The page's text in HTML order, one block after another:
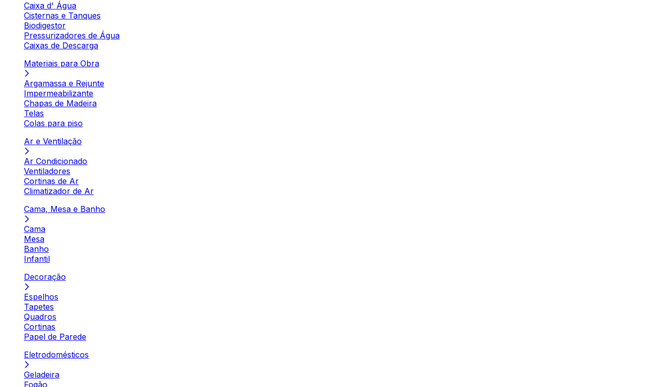
Caixa d' Água
Cisternas e Tanques
Biodigestor
Pressurizadores de Água
Caixas de Descarga
Materiais para Obra
Argamassa e Rejunte
Impermeabilizante
Chapas de Madeira
Telas
Colas para piso
Ar e Ventilação
Ar Condicionado
Ventiladores
Cortinas de Ar
Climatizador de Ar
Cama, Mesa e Banho
Cama
Mesa
Banho
Infantil
Decoração
Espelhos
Tapetes
Quadros
Cortinas
Papel de Parede
Eletrodomésticos
Geladeira
Fogão